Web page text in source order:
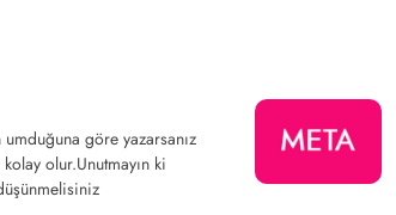
göre yazarsanız
olur.Unutmayın ki